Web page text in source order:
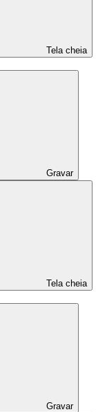
Tela cheia
Gravar
Tela cheia
Gravar